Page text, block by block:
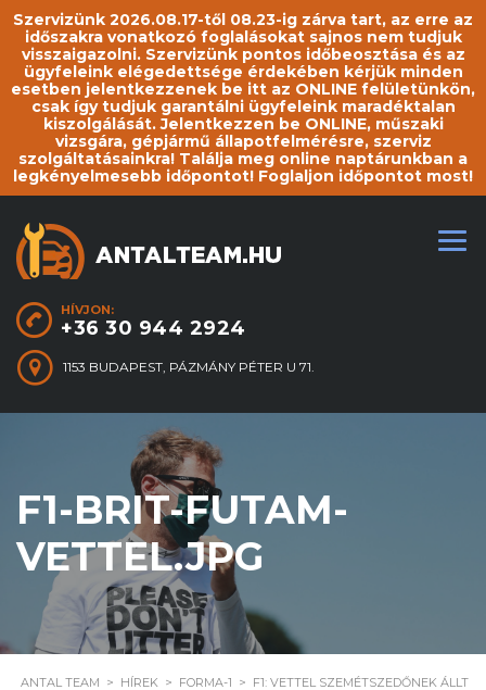
Szervizünk 2026.08.17-től 08.23-ig zárva tart, az erre az
időszakra vonatkozó foglalásokat sajnos nem tudjuk
visszaigazolni. Szervizünk pontos időbeosztása és az
ügyfeleink elégedettsége érdekében kérjük minden
esetben jelentkezzenek be itt az ONLINE felületünkön,
csak így tudjuk garantálni ügyfeleink maradéktalan
kiszolgálását. Jelentkezzen be ONLINE, műszaki
vizsgára, gépjármű állapotfelmérésre, szerviz
szolgáltatásainkra! Találja meg online naptárunkban a
legkényelmesebb időpontot! Foglaljon időpontot most!
HÍVJON:
+36 30 944 2924
1153 BUDAPEST, PÁZMÁNY PÉTER U 71.
F1-BRIT-FUTAM-
VETTEL.JPG
ANTAL TEAM > HÍREK > FORMA-1 > F1: VETTEL SZEMÉTSZEDŐNEK ÁLLT